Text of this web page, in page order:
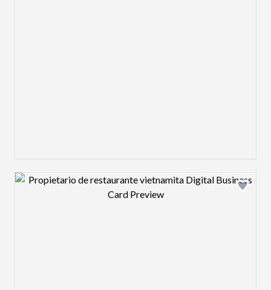
Design preview image